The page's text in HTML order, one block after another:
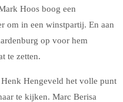
Hoos boog een
om in een winstpartij. En aan
op voor hem
te zetten.
Hengeveld het volle punt
te kijken. Marc Berisa